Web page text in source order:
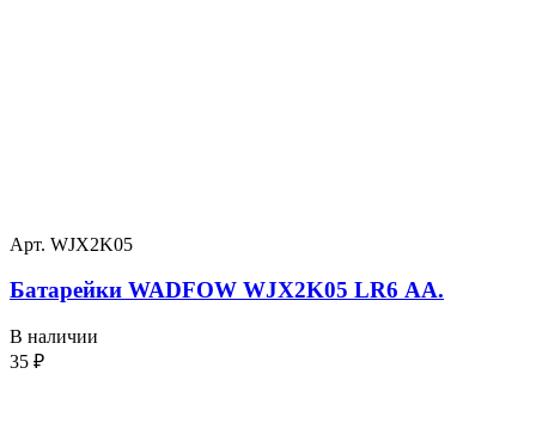
Арт. WJX2K05
Батарейки WADFOW WJX2K05 LR6 АА.
В наличии
35 ₽